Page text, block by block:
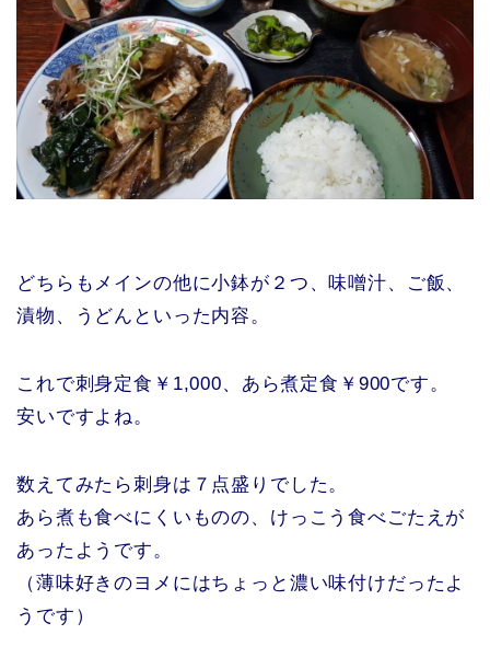
どちらもメインの他に小鉢が２つ、味噌汁、ご飯、
漬物、うどんといった内容。
これで刺身定食￥1,000、あら煮定食￥900です。
安いですよね。
数えてみたら刺身は７点盛りでした。
あら煮も食べにくいものの、けっこう食べごたえが
あったようです。
（薄味好きのヨメにはちょっと濃い味付けだったよ
うです）